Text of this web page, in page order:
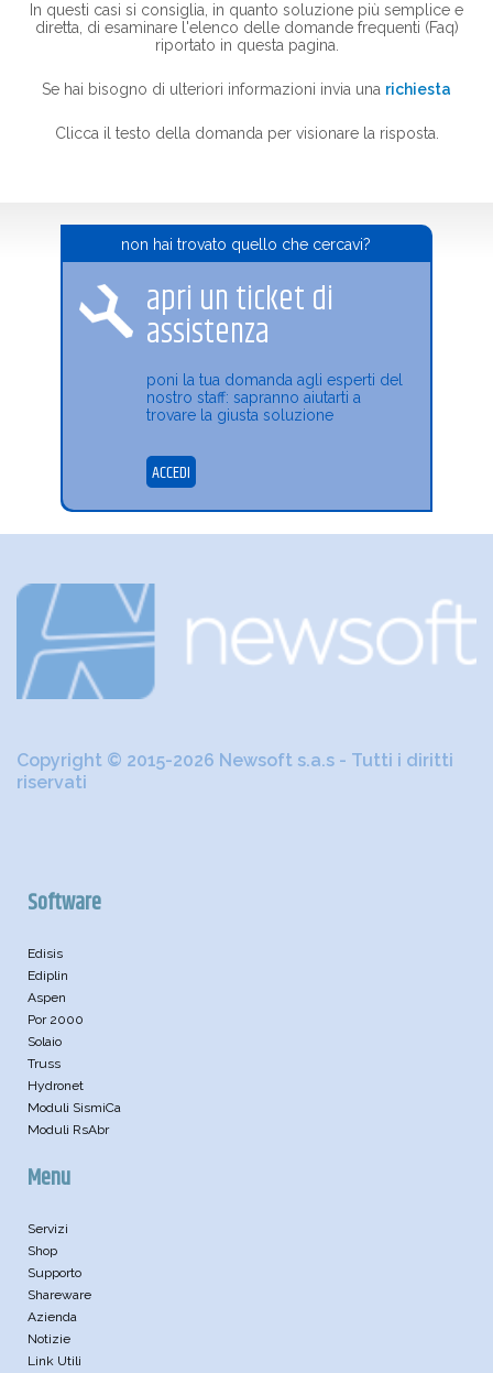
In questi casi si consiglia, in quanto soluzione più semplice e
diretta, di esaminare l'elenco delle domande frequenti (Faq)
riportato in questa pagina.
Se hai bisogno di ulteriori informazioni invia una richiesta
Clicca il testo della domanda per visionare la risposta.
non hai trovato quello che cercavi?
apri un ticket di
assistenza
poni la tua domanda agli esperti del
nostro staff: sapranno aiutarti a
trovare la giusta soluzione
ACCEDI
Copyright © 2015-2026 Newsoft s.a.s - Tutti i diritti
riservati
Software
Edisis
Ediplin
Aspen
Por 2000
Solaio
Truss
Hydronet
Moduli SismiCa
Moduli RsAbr
Menu
Servizi
Shop
Supporto
Shareware
Azienda
Notizie
Link Utili